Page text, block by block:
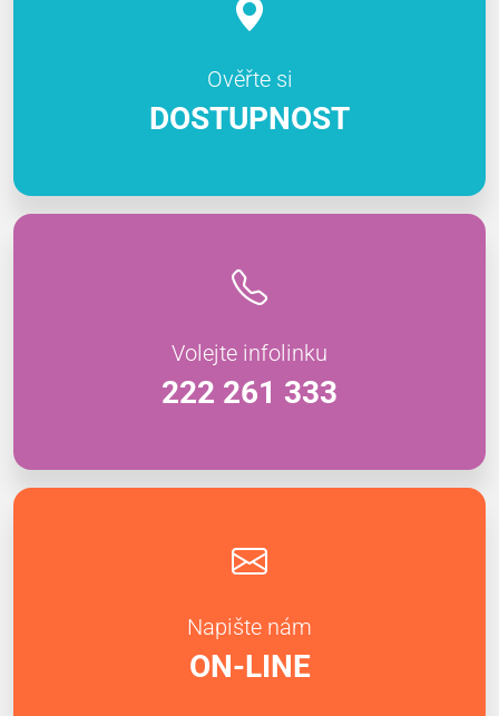
Ověřte si
DOSTUPNOST
Volejte infolinku
222 261 333
Napište nám
ON-LINE